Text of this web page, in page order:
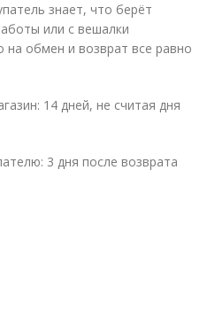
знает, что берёт
или с вешалки
на обмен и возврат все равно
14 дней, не считая дня
3 дня после возврата